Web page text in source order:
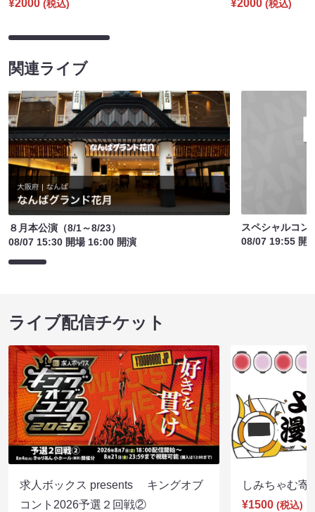
¥2000 (税込) ¥2000 (税込)
関連ライブ
８月本公演（8/1～8/23）
08/07 15:30 開場 16:00 開演
スペシャルコン
08/07 19:55 開
ライブ配信チケット
求人ボックス presents キングオブ
コント2026予選２回戦②
しみちゃむ
¥1500 (税込)